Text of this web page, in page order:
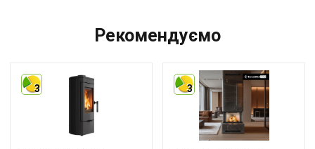
Рекомендуємо
3 3